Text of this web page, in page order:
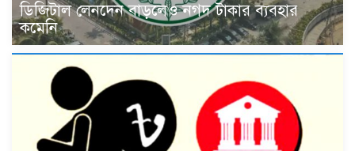
ডিজিটাল লেনদেন বাড়লেও নগদ টাকার ব্যবহার
কমেনি